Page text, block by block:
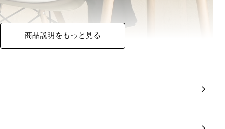
込む低反発ウレタン
商品説明をもっと見る